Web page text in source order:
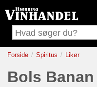
Forside Spiritus Likør
Bols Banan